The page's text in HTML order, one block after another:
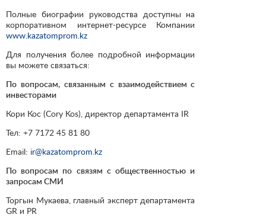
Полные биографии руководства доступны на
корпоративном интернет-ресурсе Компании
www.kazatomprom.kz
Для получения более подробной информации
вы можете связаться:
По вопросам, связанным с взаимодействием с
инвесторами
Кори Кос (Cory Kos), директор департамента IR
Тел: +7 7172 45 81 80
Email: ir@kazatomprom.kz
По вопросам по связям с общественностью и
запросам СМИ
Торгын Мукаева, главный эксперт департамента
GR и PR